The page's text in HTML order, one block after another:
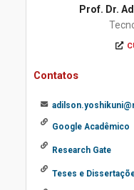
Prof. Dr.
Contatos
Google Acadêmico
Research Gate
Teses e